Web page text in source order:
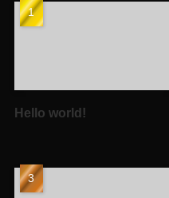
Hello world!